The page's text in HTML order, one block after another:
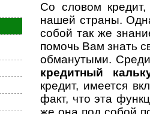
Со словом
нашей страны.
собой так же
помочь Вам знать
обманутыми. Среди
кредитный
кредит, имеется
факт, что эта